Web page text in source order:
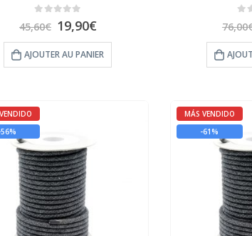
sur 5
45,60€ 19,90€
AJOUTER AU PANIER
76,00
MÁS VENDIDO
-61%